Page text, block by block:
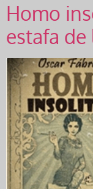
Homo
estafa de